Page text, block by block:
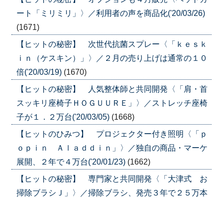
ート「ミリミリ」〉／利用者の声を商品化('20/03/26)
(1671)
【ヒットの秘密】 次世代抗菌スプレー〈「ｋｅｓｋ
ｉｎ（ケスキン）」〉／２月の売り上げは通常の１０
倍('20/03/19) (1670)
【ヒットの秘密】 人気整体師と共同開発〈「肩・首
スッキリ座椅子ＨＯＧＵＵＲＥ」〉／ストレッチ座椅
子が１．２万台('20/03/05) (1668)
【ヒットのひみつ】 プロジェクター付き照明〈「ｐ
ｏｐｉｎ Ａｌａｄｄｉｎ」〉／独自の商品・マーケ
展開、２年で４万台('20/01/23) (1662)
【ヒットの秘密】 専門家と共同開発〈「大津式 お
掃除ブラシＪ」〉／掃除ブラシ、発売３年で２５万本